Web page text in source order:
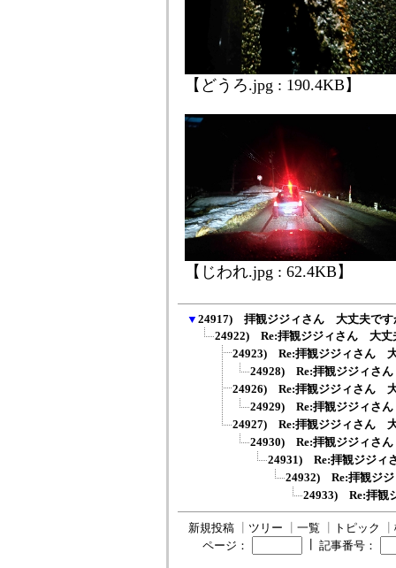
【どうろ.jpg : 190.4KB】
【じわれ.jpg : 62.4KB】
▼ 24917) 拝観ジジィさん 大丈夫です
24922) Re:拝観ジジィさん 大丈
24923) Re:拝観ジジィさん
24928) Re:拝観ジジィさ
24926) Re:拝観ジジィさん
24929) Re:拝観ジジィさ
24927) Re:拝観ジジィさん
24930) Re:拝観ジジィさ
24931) Re:拝観ジジィ
24932) Re:拝観ジ
24933) Re:拝観
新規投稿 ツリー 一覧 トピック
ページ：
記事番号：